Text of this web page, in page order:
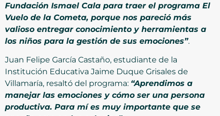
Fundación Ismael Cala para traer el programa El
Vuelo de la Cometa, porque nos pareció más
valioso entregar conocimiento y herramientas a
los niños para la gestión de sus emociones”.
Juan Felipe García Castaño, estudiante de la
Institución Educativa Jaime Duque Grisales de
Villamaría, resaltó del programa: “Aprendimos a
manejar las emociones y cómo ser una persona
productiva. Para mí es muy importante que se